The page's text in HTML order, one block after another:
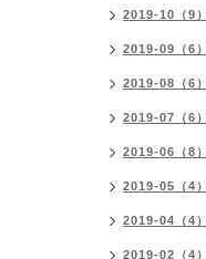
2019-10（9）
2019-09（6）
2019-08（6）
2019-07（6）
2019-06（8）
2019-05（4）
2019-04（4）
2019-02（4）